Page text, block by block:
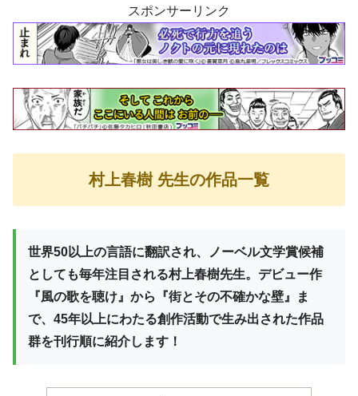
スポンサーリンク
村上春樹先生の作品一覧
世界50以上の言語に翻訳され、ノーベル文学賞候補
としても毎年注目される村上春樹先生。デビュー作
『風の歌を聴け』から『街とその不確かな壁』ま
で、45年以上にわたる創作活動で生み出された作品
群を刊行順に紹介します！